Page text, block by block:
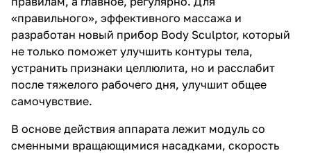
«правильного», эффективного массажа и
разработан новый прибор Body Sculptor, который
не только поможет улучшить контуры тела,
устранить признаки целлюлита, но и расслабит
после тяжелого рабочего дня, улучшит общее
самочувствие.
В основе действия аппарата лежит модуль со
сменными вращающимися насадками, скорость